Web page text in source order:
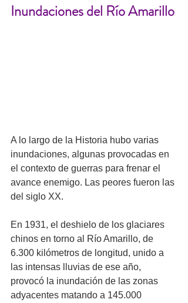
Inundaciones del Río Amarillo
A lo largo de la Historia hubo varias
inundaciones, algunas provocadas en
el contexto de guerras para frenar el
avance enemigo. Las peores fueron las
del siglo XX.
En 1931, el deshielo de los glaciares
chinos en torno al Río Amarillo, de
6.300 kilómetros de longitud, unido a
las intensas lluvias de ese año,
provocó la inundación de las zonas
adyacentes matando a 145.000